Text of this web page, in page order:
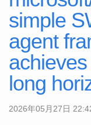
simple
agent
long
2026年05月27日